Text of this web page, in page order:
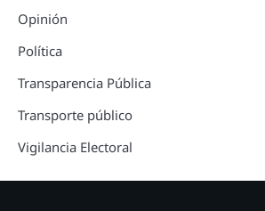
Opinión
Política
Transparencia Pública
Transporte público
Vigilancia Electoral